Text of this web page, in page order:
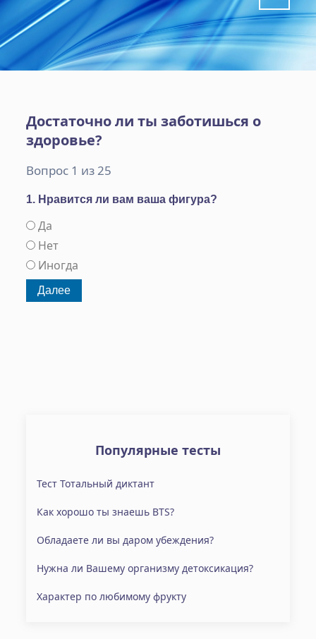
Достаточно ли ты заботишься о
здоровье?
Вопрос 1 из 25
1. Нравится ли вам ваша фигура?
Да
Нет
Иногда
Популярные тесты
Тест Тотальный диктант
Как хорошо ты знаешь BTS?
Обладаете ли вы даром убеждения?
Нужна ли Вашему организму детоксикация?
Характер по любимому фрукту